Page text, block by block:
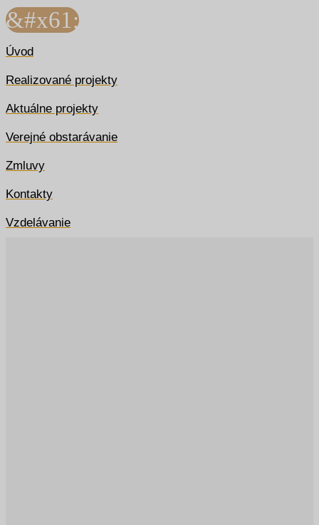
&#x61;
Úvod
Realizované projekty
Aktuálne projekty
Verejné obstarávanie
Zmluvy
Kontakty
Vzdelávanie